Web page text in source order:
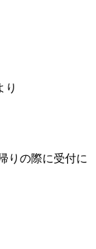
り
りの際に受付に